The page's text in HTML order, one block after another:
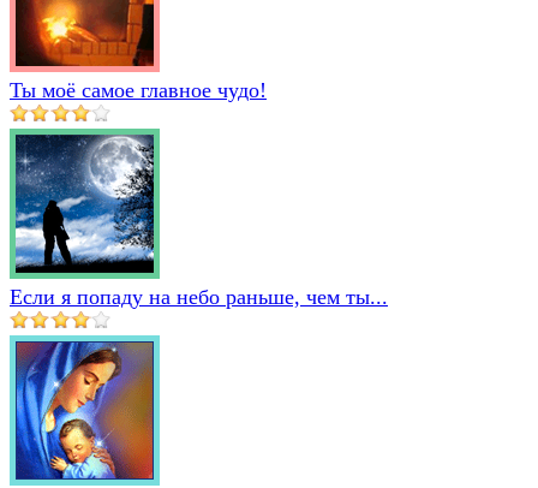
Ты моё самое главное чудо!
Если я попаду на небо раньше, чем ты...